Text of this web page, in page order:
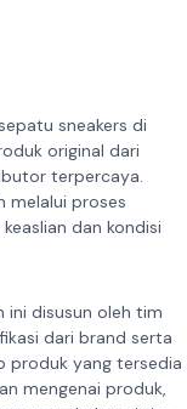
sneakers di
original dari
terpercaya.
melalui proses
dan kondisi
ini disusun oleh tim
dari brand serta
produk yang tersedia
mengenai produk,